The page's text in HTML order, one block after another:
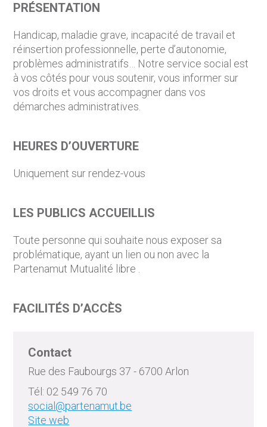
PRÉSENTATION
Handicap, maladie grave, incapacité de travail et
réinsertion professionnelle, perte d’autonomie,
problèmes administratifs… Notre service social est
à vos côtés pour vous soutenir, vous informer sur
vos droits et vous accompagner dans vos
démarches administratives.
HEURES D’OUVERTURE
Uniquement sur rendez-vous
LES PUBLICS ACCUEILLIS
Toute personne qui souhaite nous exposer sa
problématique, ayant un lien ou non avec la
Partenamut Mutualité libre .
FACILITÉS D’ACCÈS
Contact
Rue des Faubourgs 37 - 6700 Arlon
Tél: 02 549 76 70
social@partenamut.be
Site web